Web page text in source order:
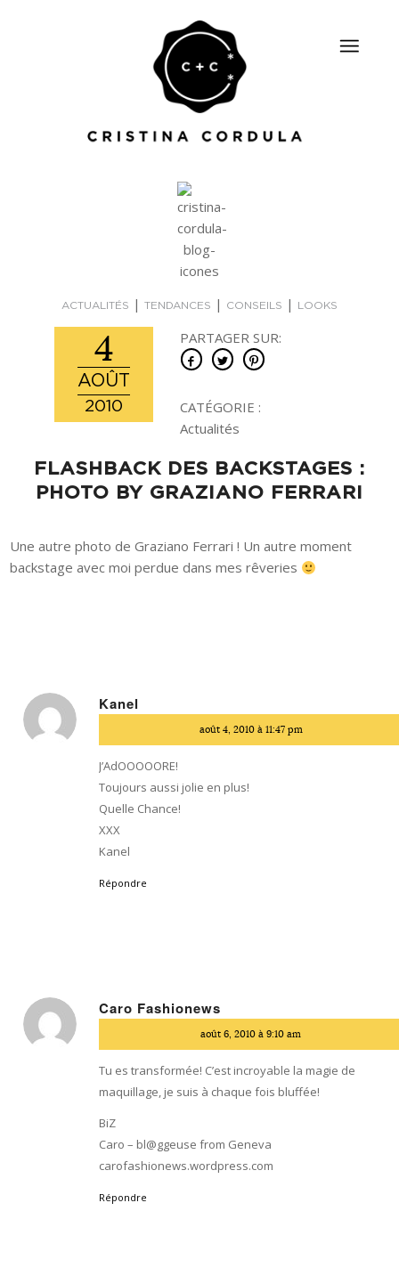
ACTUALITÉS | TENDANCES | CONSEILS | LOOKS
4
AOÛT
2010
PARTAGER SUR:
CATÉGORIE :
Actualités
FLASHBACK DES BACKSTAGES :
PHOTO BY GRAZIANO FERRARI
Une autre photo de Graziano Ferrari ! Un autre moment
backstage avec moi perdue dans mes rêveries
Kanel
:
août 4, 2010 à 11:47 pm
J’AdOOOOORE!
Toujours aussi jolie en plus!
Quelle Chance!
XXX
Kanel
Répondre
Caro Fashionews
:
août 6, 2010 à 9:10 am
Tu es transformée! C’est incroyable la magie de
maquillage, je suis à chaque fois bluffée!
BiZ
Caro – bl@ggeuse from Geneva
carofashionews.wordpress.com
Répondre